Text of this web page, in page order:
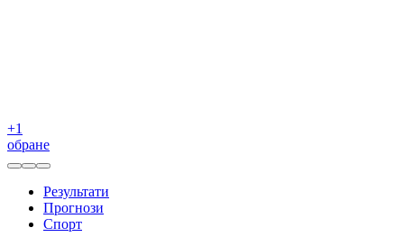
+1
обране
Результати
Прогнози
Спорт